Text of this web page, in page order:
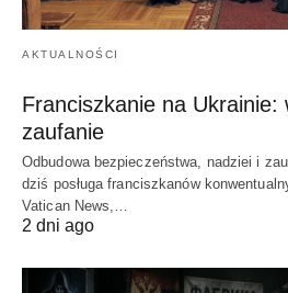
AKTUALNOŚCI
Franciszkanie na Ukrainie:
zaufanie
Odbudowa bezpieczeństwa, nadziei i
dziś posługa franciszkanów
Vatican News,…
2 dni ago